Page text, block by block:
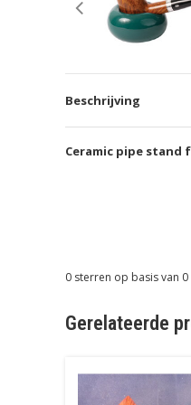
Beschrijving
Ceramic pipe stand
0 sterren op basis van 0
Gerelateerde